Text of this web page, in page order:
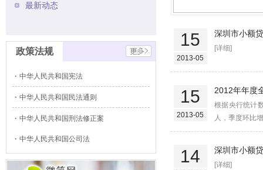
最新动态
政策法规
中华人民共和国宪法
中华人民共和国民法通则
中华人民共和国刑法修正案
中华人民共和国公司法
15
2013-05
深圳市小额
[详细]
15
2013-05
2012年年度
根据央行统计
人，季度环比
14 深圳市小额
[详细]